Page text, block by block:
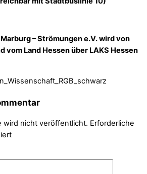
– Strömungen e.V. wird von
vom Land Hessen über LAKS Hessen
wird nicht veröffentlicht. Erforderliche